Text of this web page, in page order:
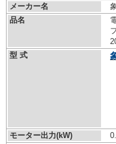
メーカー名
品名
型 式
モーター出力(kW)